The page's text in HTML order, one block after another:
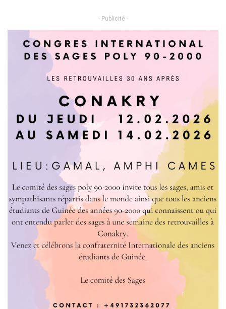
- Publicité -